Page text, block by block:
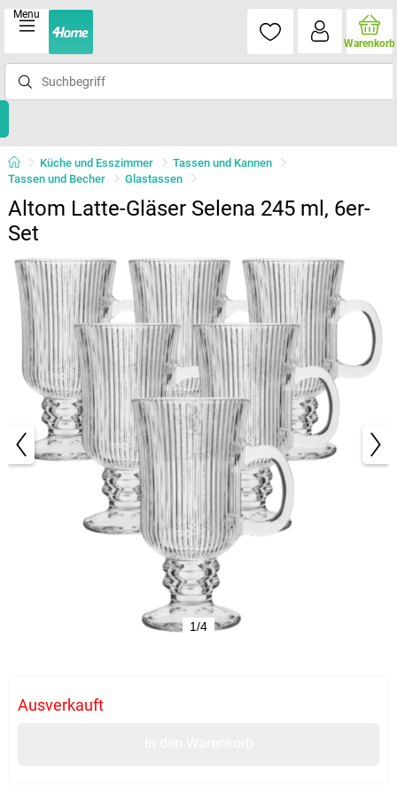
Menu
Warenkorb
Küche und Esszimmer
Tassen und Kannen
Tassen und Becher
Glastassen
Altom Latte-Gläser Selena 245 ml, 6er-
Set
1/4
Ausverkauft